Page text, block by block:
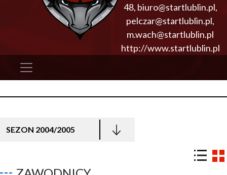
48, biuro@startlublin.pl,
pelczar@startlublin.pl,
m.wach@startlublin.pl
http://www.startlublin.pl
SEZON 2004/2005